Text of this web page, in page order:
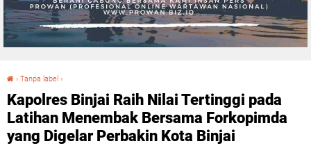
› Tanpa label ›
Kapolres Binjai Raih Nilai Tertinggi pada
Latihan Menembak Bersama Forkopimda
yang Digelar Perbakin Kota Binjai